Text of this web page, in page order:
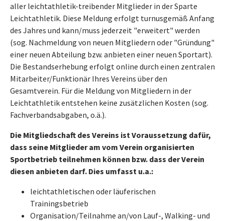
aller leichtathletik-treibender Mitglieder in der Sparte
Leichtathletik. Diese Meldung erfolgt turnusgemäß Anfang
des Jahres und kann/muss jederzeit "erweitert" werden
(sog. Nachmeldung von neuen Mitgliedern oder "Gründung"
einer neuen Abteilung bzw. anbieten einer neuen Sportart).
Die Bestandserhebung erfolgt online durch einen zentralen
Mitarbeiter/Funktionär Ihres Vereins über den
Gesamtverein. Für die Meldung von Mitgliedern in der
Leichtathletik entstehen keine zusätzlichen Kosten (sog.
Fachverbandsabgaben, o.ä.).
Die Mitgliedschaft des Vereins ist Voraussetzung dafür,
dass seine Mitglieder am vom Verein organisierten
Sportbetrieb teilnehmen können bzw. dass der Verein
diesen anbieten darf. Dies umfasst u.a.:
leichtathletischen oder läuferischen
Trainingsbetrieb
Organisation/Teilnahme an/von Lauf-, Walking- und